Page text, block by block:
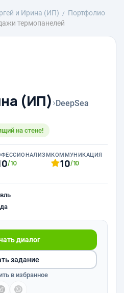
и Ирина (ИП)
Портфолио
термопанелей
(ИП)›DeepSea
на стене!
/10
КОММУНИКАЦИЯ
10/10
диалог
задание
в избранное